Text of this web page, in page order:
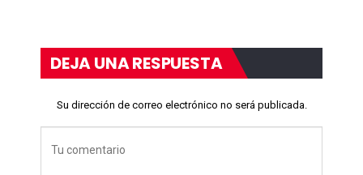
DEJA UNA RESPUESTA
Su dirección de correo electrónico no será publicada.